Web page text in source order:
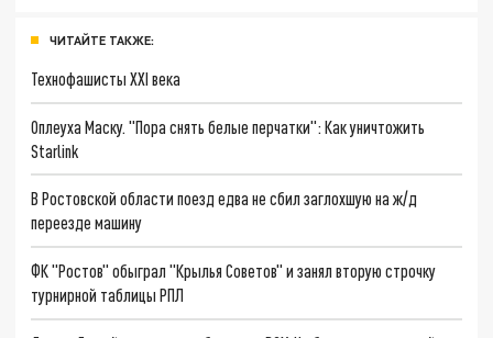
ЧИТАЙТЕ ТАКЖЕ:
Технофашисты XXI века
Оплеуха Маску. "Пора снять белые перчатки": Как уничтожить
Starlink
В Ростовской области поезд едва не сбил заглохшую на ж/д
переезде машину
ФК "Ростов" обыграл "Крылья Советов" и занял вторую строчку
турнирной таблицы РПЛ